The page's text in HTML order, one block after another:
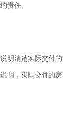
责任。
明清楚实际交付的
明，实际交付的房